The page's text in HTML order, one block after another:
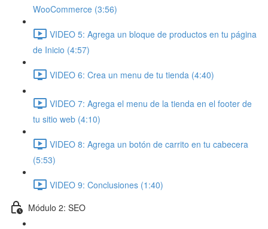
WooCommerce (3:56)
VIDEO 5: Agrega un bloque de productos en tu página
de Inicio (4:57)
VIDEO 6: Crea un menu de tu tienda (4:40)
VIDEO 7: Agrega el menu de la tienda en el footer de
tu sitio web (4:10)
VIDEO 8: Agrega un botón de carrito en tu cabecera
(5:53)
VIDEO 9: Conclusiones (1:40)
Módulo 2: SEO